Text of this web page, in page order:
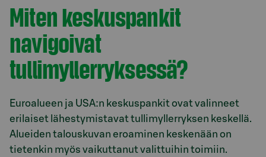
Miten keskuspankit
navigoivat
tullimyllerryksessä?
Euroalueen ja USA:n keskuspankit ovat valinneet
erilaiset lähestymistavat tullimyllerryksen keskellä.
Alueiden talouskuvan eroaminen keskenään on
tietenkin myös vaikuttanut valittuihin toimiin.